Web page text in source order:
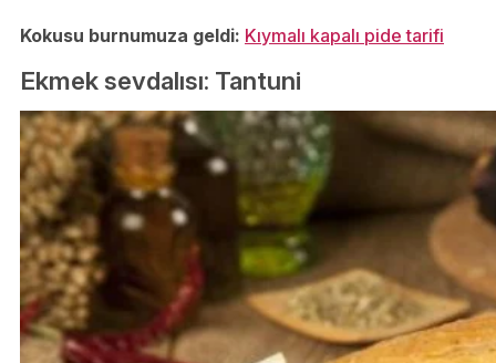
Kokusu burnumuza geldi: Kıymalı kapalı pide tarifi
Ekmek sevdalısı: Tantuni